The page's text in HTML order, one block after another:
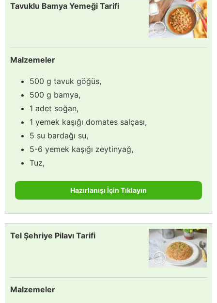
Tavuklu Bamya Yemeği Tarifi
Malzemeler
500 g tavuk göğüs,
500 g bamya,
1 adet soğan,
1 yemek kaşığı domates salçası,
5 su bardağı su,
5-6 yemek kaşığı zeytinyağ,
Tuz,
Hazırlanışı İçin Tıklayın
Tel Şehriye Pilavı Tarifi
Malzemeler